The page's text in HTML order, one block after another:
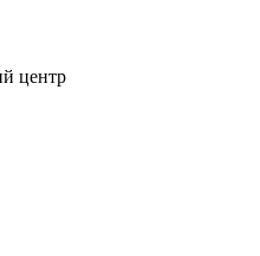
центр